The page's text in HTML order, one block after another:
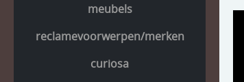
meubels
reclamevoorwerpen/merken
curiosa